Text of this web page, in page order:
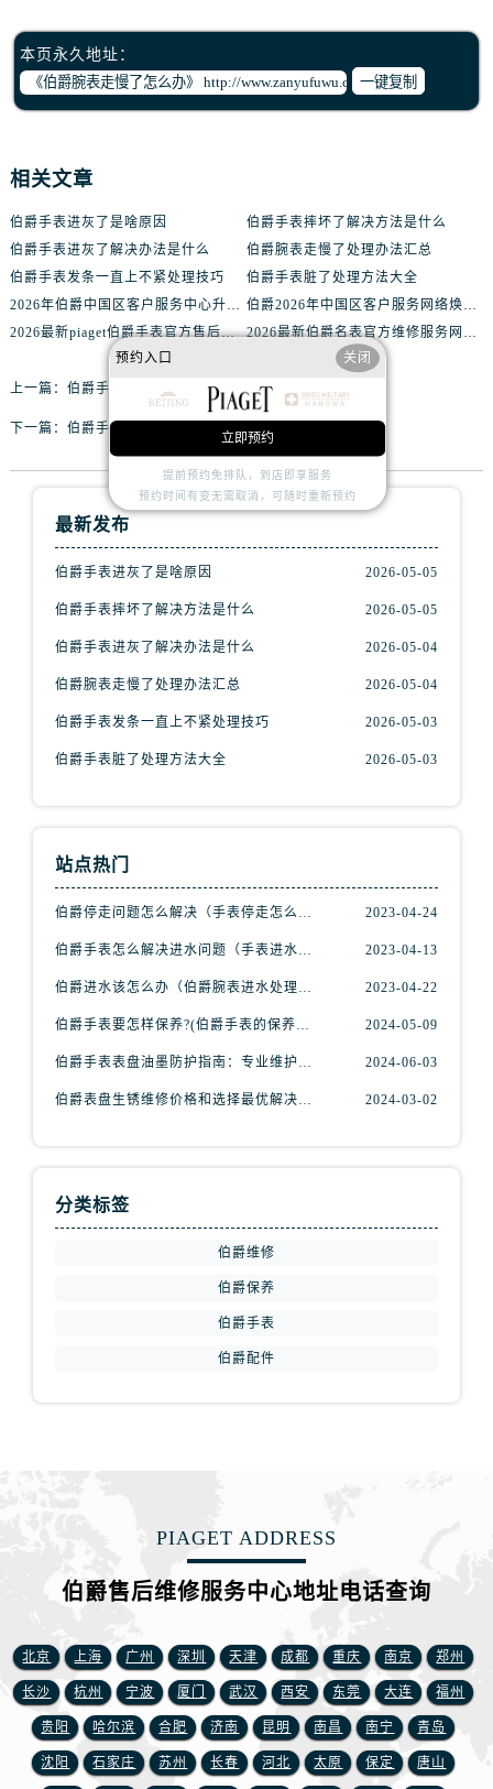
本页永久地址：
一键复制
相关文章
伯爵手表进灰了是啥原因
伯爵手表摔坏了解决方法是什么
伯爵手表进灰了解决办法是什么
伯爵腕表走慢了处理办法汇总
伯爵手表发条一直上不紧处理技巧
伯爵手表脏了处理方法大全
2026年伯爵中国区客户服务中心升级公告（最新电话及地址）
伯爵2026年中国区客户服务网络焕新升级公告（最新电话及地址）
2026最新piaget伯爵手表官方售后服务网点地址实地探访报告
2026最新伯爵名表官方维修服务网点地址调研报告
上一篇： 伯爵手表偷停如何解决
下一篇： 伯爵手表指针生锈处理方法推荐
最新发布
伯爵手表进灰了是啥原因 2026-05-05
伯爵手表摔坏了解决方法是什么 2026-05-05
伯爵手表进灰了解决办法是什么 2026-05-04
伯爵腕表走慢了处理办法汇总 2026-05-04
伯爵手表发条一直上不紧处理技巧 2026-05-03
伯爵手表脏了处理方法大全 2026-05-03
站点热门
伯爵停走问题怎么解决（手表停走怎么办） 2023-04-24
伯爵手表怎么解决进水问题（手表进水解决步骤） 2023-04-13
伯爵进水该怎么办（伯爵腕表进水处理方式） 2023-04-22
伯爵手表要怎样保养?(伯爵手表的保养方法) 2024-05-09
伯爵手表表盘油墨防护指南：专业维护，守护时光之美 2024-06-03
伯爵表盘生锈维修价格和选择最优解决方案?(表盘生锈 2024-03-02
分类标签
伯爵维修
伯爵保养
伯爵手表
伯爵配件
PIAGET ADDRESS
伯爵售后维修服务中心地址电话查询
北京 上海 广州 深圳 天津 成都 重庆 南京 郑州
长沙 杭州 宁波 厦门 武汉 西安 东莞 大连 福州
贵阳 哈尔滨 合肥 济南 昆明 南昌 南宁 青岛
沈阳 石家庄 苏州 长春 河北 太原 保定 唐山
预约入口 关闭
立即预约
提前预约免排队，到店即享服务
预约时间有变无需取消，可随时重新预约